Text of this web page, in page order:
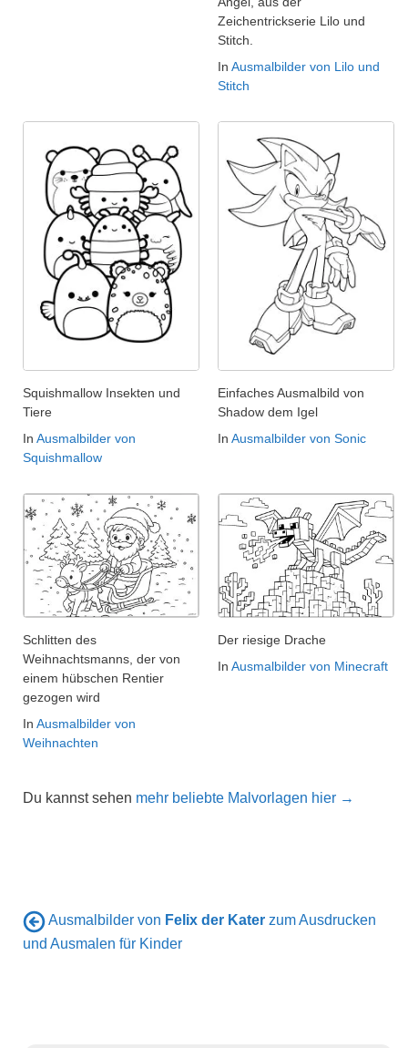
Zeichentrickserie Lilo und
Stitch.
In Ausmalbilder von Lilo und
Stitch
Squishmallow Insekten und
Tiere
In Ausmalbilder von
Squishmallow
Einfaches Ausmalbild von
Shadow dem Igel
In Ausmalbilder von Sonic
Schlitten des
Weihnachtsmanns, der von
einem hübschen Rentier
gezogen wird
In Ausmalbilder von
Weihnachten
Der riesige Drache
In Ausmalbilder von Minecraft
Du kannst sehen mehr beliebte Malvorlagen hier →
Ausmalbilder von Felix der Kater zum Ausdrucken
und Ausmalen für Kinder